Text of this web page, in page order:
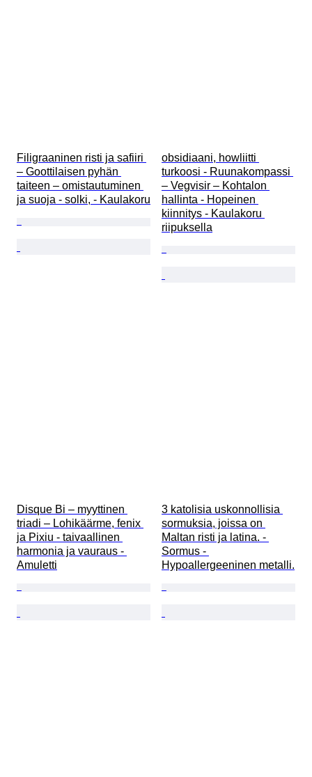
Filigraaninen risti ja safiiri
– Goottilaisen pyhän
taiteen – omistautuminen
ja suoja - solki, - Kaulakoru
obsidiaani, howliitti
turkoosi - Ruunakompassi
– Vegvisir – Kohtalon
hallinta - Hopeinen
kiinnitys - Kaulakoru
riipuksella
Disque Bi – myyttinen
triadi – Lohikäärme, fenix
ja Pixiu - taivaallinen
harmonia ja vauraus -
Amuletti
3 katolisia uskonnollisia
sormuksia, joissa on
Maltan risti ja latina. -
Sormus -
Hypoallergeeninen metalli.